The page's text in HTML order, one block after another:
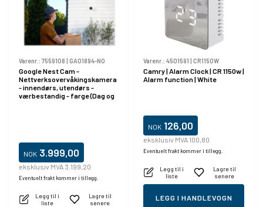
Varenr.: 7559108 GA01894-NO
Google Nest Cam -
Nettverksovervåkingskamera
- innendørs, utendørs -
værbestandig - farge (Dag og
NOK 3.999,00
eksklusiv MVA 3.199,20
Eventuelt frakt kommer i tillegg.
Legg til i
liste
Lagre til
senere
Varenr.: 4501591 CR1150W
Camry | Alarm Clock | CR 1150w |
Alarm function | White
NOK 126,00
eksklusiv MVA 100,80
Eventuelt frakt kommer i tillegg.
Legg til i
liste
Lagre til
senere
LEGG I HANDLEVOGN